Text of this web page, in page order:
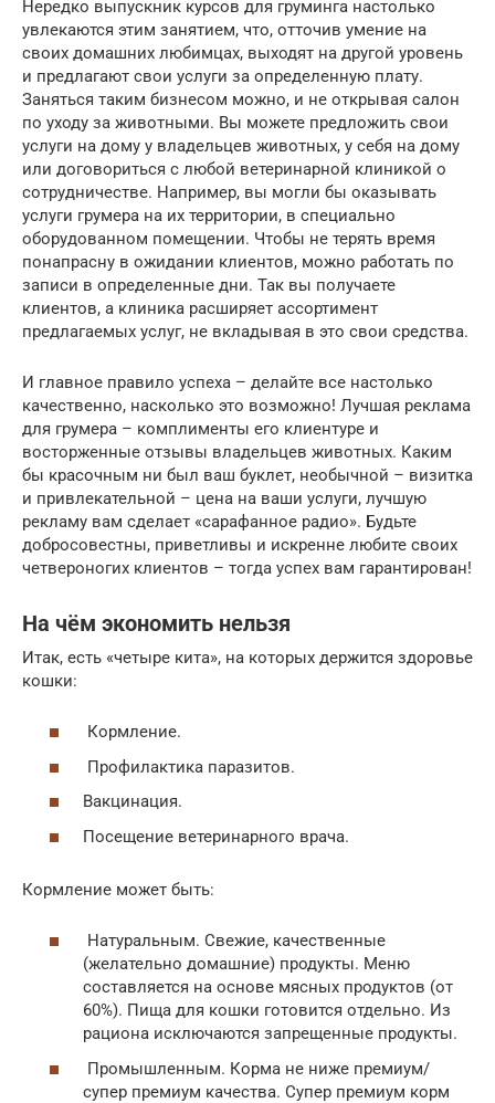
Нередко выпускник курсов для груминга настолько
увлекаются этим занятием, что, отточив умение на
своих домашних любимцах, выходят на другой уровень
и предлагают свои услуги за определенную плату.
Заняться таким бизнесом можно, и не открывая салон
по уходу за животными. Вы можете предложить свои
услуги на дому у владельцев животных, у себя на дому
или договориться с любой ветеринарной клиникой о
сотрудничестве. Например, вы могли бы оказывать
услуги грумера на их территории, в специально
оборудованном помещении. Чтобы не терять время
понапрасну в ожидании клиентов, можно работать по
записи в определенные дни. Так вы получаете
клиентов, а клиника расширяет ассортимент
предлагаемых услуг, не вкладывая в это свои средства.
И главное правило успеха – делайте все настолько
качественно, насколько это возможно! Лучшая реклама
для грумера – комплименты его клиентуре и
восторженные отзывы владельцев животных. Каким
бы красочным ни был ваш буклет, необычной – визитка
и привлекательной – цена на ваши услуги, лучшую
рекламу вам сделает «сарафанное радио». Будьте
добросовестны, приветливы и искренне любите своих
четвероногих клиентов – тогда успех вам гарантирован!
На чём экономить нельзя
Итак, есть «четыре кита», на которых держится здоровье
кошки:
Кормление.
Профилактика паразитов.
Вакцинация.
Посещение ветеринарного врача.
Кормление может быть:
Натуральным. Свежие, качественные
(желательно домашние) продукты. Меню
составляется на основе мясных продуктов (от
60%). Пища для кошки готовится отдельно. Из
рациона исключаются запрещенные продукты.
Промышленным. Корма не ниже премиум/
супер премиум качества. Супер премиум корм